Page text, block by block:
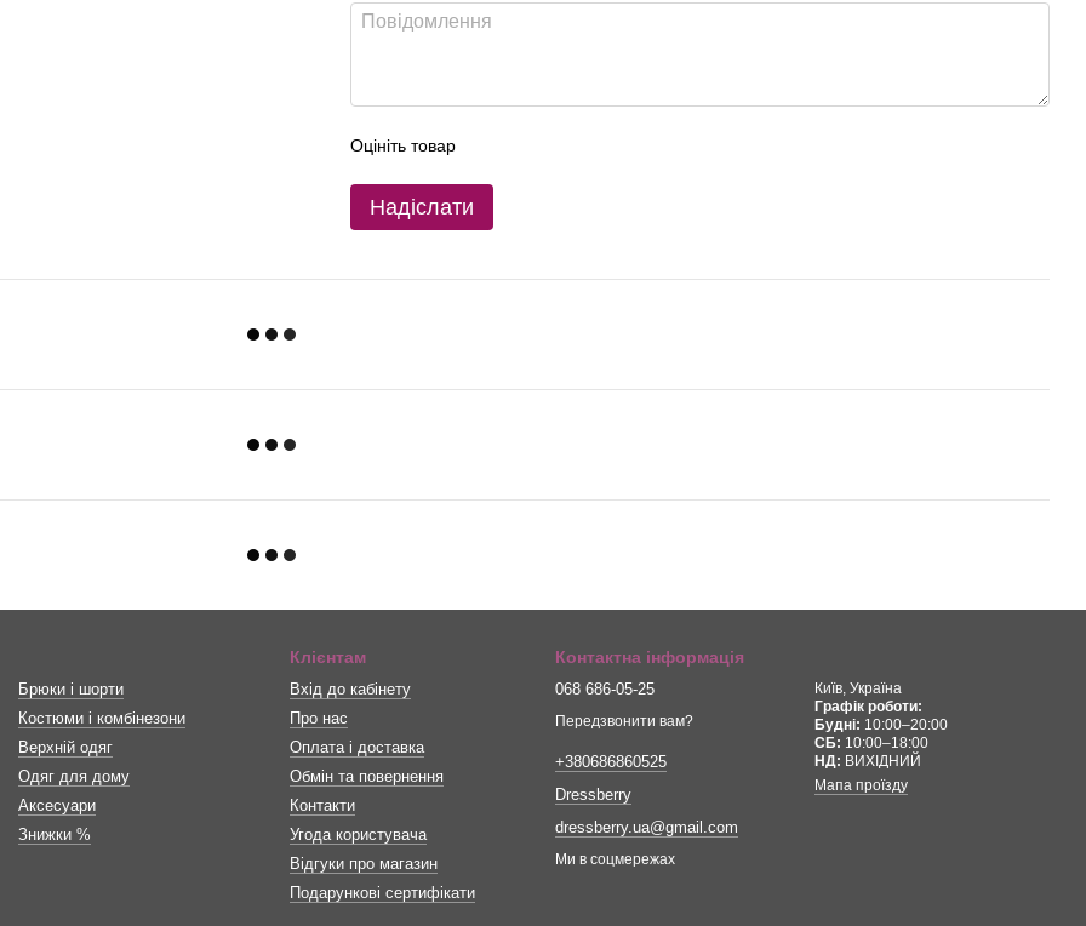
Оцініть товар
Надіслати
Брюки і шорти
Костюми і комбінезони
Верхній одяг
Одяг для дому
Аксесуари
Знижки %
Клієнтам
Вхід до кабінету
Про нас
Оплата і доставка
Обмін та повернення
Контакти
Угода користувача
Відгуки про магазин
Подарункові сертифікати
Контактна інформація
068 686-05-25
Передзвонити вам?
+380686860525
Dressberry
dressberry.ua@gmail.com
Київ, Україна
Графік роботи:
Будні: 10:00–20:00
СБ: 10:00–18:00
НД: ВИХІДНИЙ
Мапа проїзду
Ми в соцмережах